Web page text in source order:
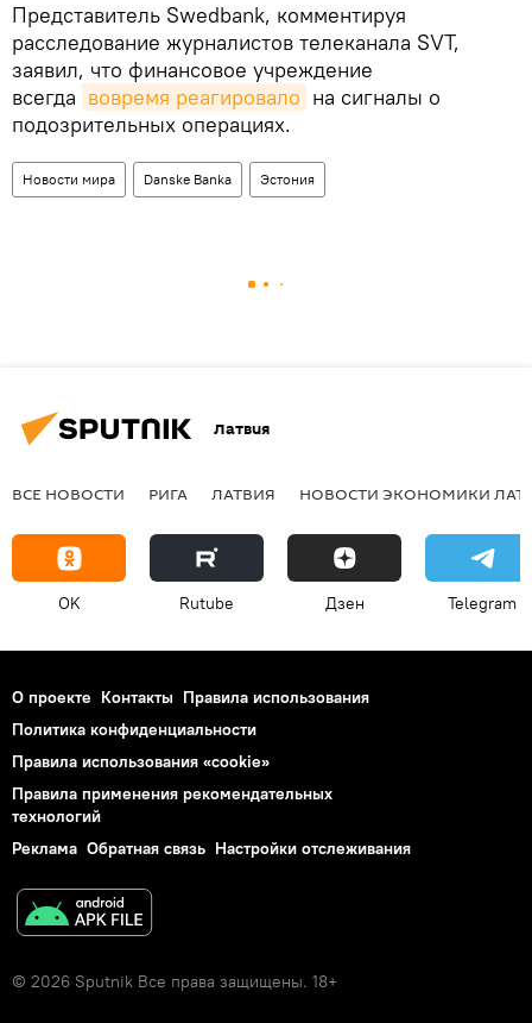
Представитель Swedbank, комментируя
расследование журналистов телеканала SVT,
заявил, что финансовое учреждение
всегда вовремя реагировало на сигналы о
подозрительных операциях.
Новости мира Danske Banka Эстония
Латвия
ВСЕ НОВОСТИ РИГА ЛАТВИЯ НОВОСТИ ЭКОНОМИКИ
OK Rutube Дзен Telegram
О проекте Контакты Правила использования
Политика конфиденциальности
Правила использования «cookie»
Правила применения рекомендательных
технологий
Реклама Обратная связь Настройки отслеживания
© 2026 Sputnik Все права защищены. 18+